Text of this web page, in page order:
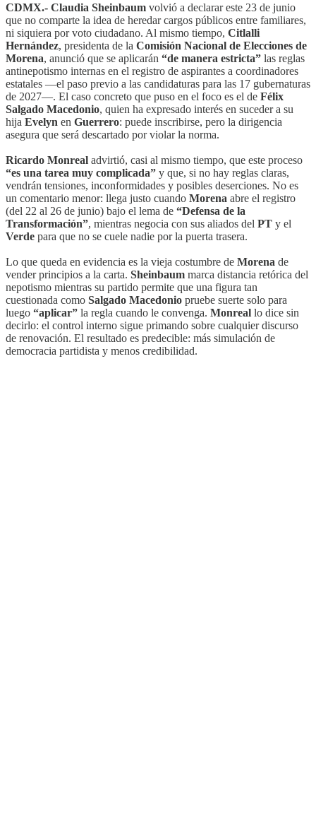
CDMX.- Claudia Sheinbaum volvió a declarar este 23 de junio
que no comparte la idea de heredar cargos públicos entre familiares,
ni siquiera por voto ciudadano. Al mismo tiempo, Citlalli
Hernández, presidenta de la Comisión Nacional de Elecciones de
Morena, anunció que se aplicarán “de manera estricta” las reglas
antinepotismo internas en el registro de aspirantes a coordinadores
estatales —el paso previo a las candidaturas para las 17 gubernaturas
de 2027—. El caso concreto que puso en el foco es el de Félix
Salgado Macedonio, quien ha expresado interés en suceder a su
hija Evelyn en Guerrero: puede inscribirse, pero la dirigencia
asegura que será descartado por violar la norma.
Ricardo Monreal advirtió, casi al mismo tiempo, que este proceso
“es una tarea muy complicada” y que, si no hay reglas claras,
vendrán tensiones, inconformidades y posibles deserciones. No es
un comentario menor: llega justo cuando Morena abre el registro
(del 22 al 26 de junio) bajo el lema de “Defensa de la
Transformación”, mientras negocia con sus aliados del PT y el
Verde para que no se cuele nadie por la puerta trasera.
Lo que queda en evidencia es la vieja costumbre de Morena de
vender principios a la carta. Sheinbaum marca distancia retórica del
nepotismo mientras su partido permite que una figura tan
cuestionada como Salgado Macedonio pruebe suerte solo para
luego “aplicar” la regla cuando le convenga. Monreal lo dice sin
decirlo: el control interno sigue primando sobre cualquier discurso
de renovación. El resultado es predecible: más simulación de
democracia partidista y menos credibilidad.